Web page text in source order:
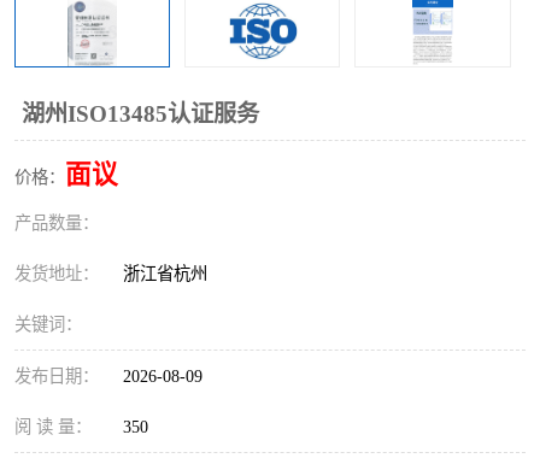
湖州ISO13485认证服务
价格： 面议
产品数量：
发货地址： 浙江省杭州
关键词：
发布日期： 2026-08-09
阅 读 量： 350